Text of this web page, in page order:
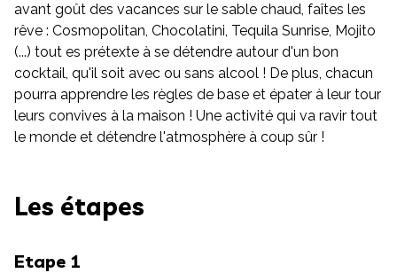
avant goût des vacances sur le sable chaud, faîtes les
rêve : Cosmopolitan, Chocolatini, Tequila Sunrise, Mojito
(...) tout es prétexte à se détendre autour d'un bon
cocktail, qu'il soit avec ou sans alcool ! De plus, chacun
pourra apprendre les règles de base et épater à leur tour
leurs convives à la maison ! Une activité qui va ravir tout
le monde et détendre l'atmosphère à coup sûr !
Les étapes
Etape 1